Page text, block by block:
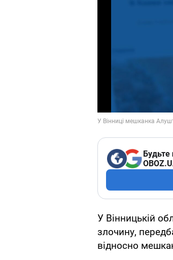
У Вінницькій
злочину,
відносно